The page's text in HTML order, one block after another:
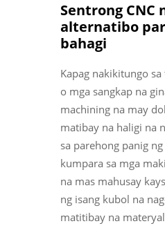
Sentrong
alternatibo
bahagi
Kapag nakikitungo
o mga sangkap na
machining na may
matibay na haligi na
sa parehong panig
kumpara sa mga
na mas mahusay
ng isang kubol na
matitibay na